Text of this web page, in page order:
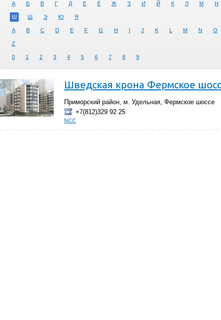
А Б В Г Д Е Ё Ж З И Й К Л М Н
Ш Щ Э Ю Я
A B C D E F G H I J K L M N O
Z
0 1 2 3 4 5 6 7 8 9
Шведская крона Фермское
Приморский район, м. Удельная, Фермское шоссе
+7(812)329 92 25
NCC